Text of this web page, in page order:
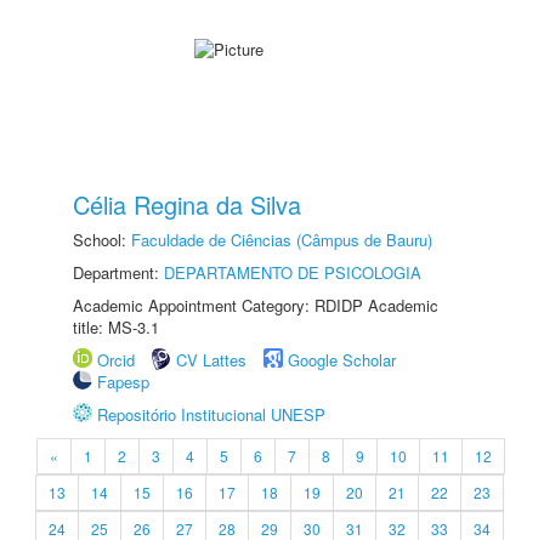
Célia Regina da Silva
School: Faculdade de Ciências (Câmpus de Bauru)
Department: DEPARTAMENTO DE PSICOLOGIA
Academic Appointment Category: RDIDP Academic
title: MS-3.1
Orcid
CV Lattes
Google Scholar
Fapesp
Repositório Institucional UNESP
« 1 2 3 4 5 6 7 8 9 10 11
12
13
14 15 16 17 18 19 20 21 22
23
24
25 26 27 28 29 30 31 32 33
34